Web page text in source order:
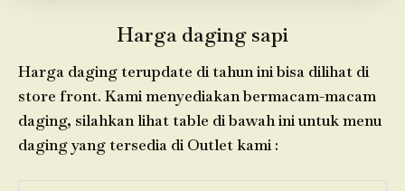
Harga daging sapi
Harga daging terupdate di tahun ini bisa dilihat di
store front. Kami menyediakan bermacam-macam
daging, silahkan lihat table di bawah ini untuk menu
daging yang tersedia di Outlet kami :